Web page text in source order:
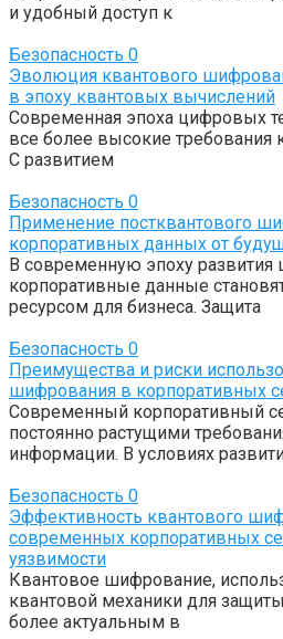
и удобный доступ к
Безопасность 0
Эволюция квантового
в эпоху квантовых вычислений
Современная эпоха цифровых
все более высокие требования
С развитием
Безопасность 0
Применение постквантового
корпоративных данных от
В современную эпоху развития
корпоративные данные
ресурсом для бизнеса. Защита
Безопасность 0
Преимущества и риски
шифрования в корпоративных
Современный корпоративный
постоянно растущими
информации. В условиях
Безопасность 0
Эффективность квантового
современных корпоративных
уязвимости
Квантовое шифрование,
квантовой механики для
более актуальным в